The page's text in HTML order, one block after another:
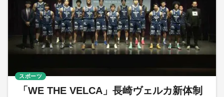
「WE THE VELCA」長崎ヴェルカ新体制
スポーツ